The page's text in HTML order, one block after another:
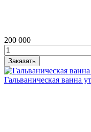
200 000
Гальваническая ванна